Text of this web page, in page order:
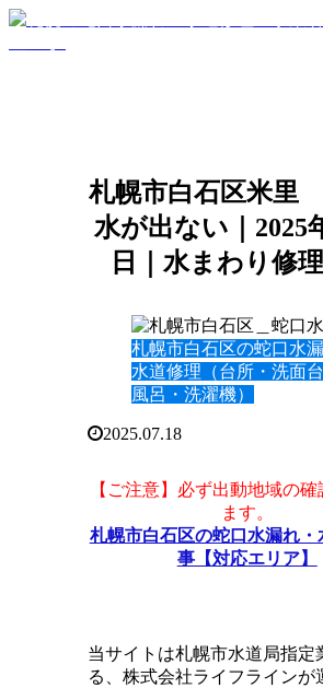
札幌市白石区米里
水が出ない｜2025
日｜水まわり修
札幌市白石区の蛇口水漏
水道修理（台所・洗面
風呂・洗濯機）
2025.07.18
【ご注意】必ず出動地域の
ます。
札幌市白石区の蛇口水漏れ・
事【対応エリア】
当サイトは札幌市水道局指定
る、株式会社ライフラインが